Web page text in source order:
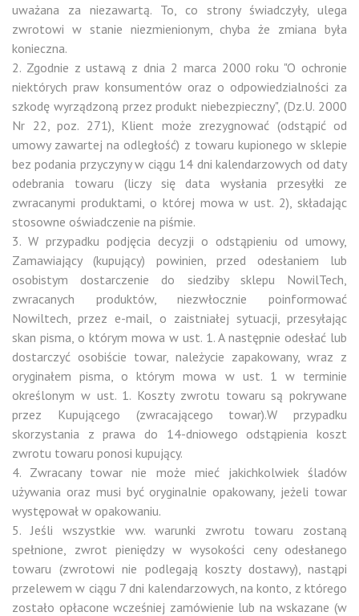
uważana za niezawartą. To, co strony świadczyły, ulega
zwrotowi w stanie niezmienionym, chyba że zmiana była
konieczna.
2. Zgodnie z ustawą z dnia 2 marca 2000 roku "O ochronie
niektórych praw konsumentów oraz o odpowiedzialności za
szkodę wyrządzoną przez produkt niebezpieczny", (Dz.U. 2000
Nr 22, poz. 271), Klient może zrezygnować (odstąpić od
umowy zawartej na odległość) z towaru kupionego w sklepie
bez podania przyczyny w ciągu 14 dni kalendarzowych od daty
odebrania towaru (liczy się data wysłania przesyłki ze
zwracanymi produktami, o której mowa w ust. 2), składając
stosowne oświadczenie na piśmie.
3. W przypadku podjęcia decyzji o odstąpieniu od umowy,
Zamawiający (kupujący) powinien, przed odesłaniem lub
osobistym dostarczenie do siedziby sklepu NowilTech,
zwracanych produktów, niezwłocznie poinformować
Nowiltech, przez e-mail, o zaistniałej sytuacji, przesyłając
skan pisma, o którym mowa w ust. 1. A następnie odesłać lub
dostarczyć osobiście towar, należycie zapakowany, wraz z
oryginałem pisma, o którym mowa w ust. 1 w terminie
określonym w ust. 1. Koszty zwrotu towaru są pokrywane
przez Kupującego (zwracającego towar).W przypadku
skorzystania z prawa do 14-dniowego odstąpienia koszt
zwrotu towaru ponosi kupujący.
4. Zwracany towar nie może mieć jakichkolwiek śladów
używania oraz musi być oryginalnie opakowany, jeżeli towar
występował w opakowaniu.
5. Jeśli wszystkie ww. warunki zwrotu towaru zostaną
spełnione, zwrot pieniędzy w wysokości ceny odesłanego
towaru (zwrotowi nie podlegają koszty dostawy), nastąpi
przelewem w ciągu 7 dni kalendarzowych, na konto, z którego
zostało opłacone wcześniej zamówienie lub na wskazane (w